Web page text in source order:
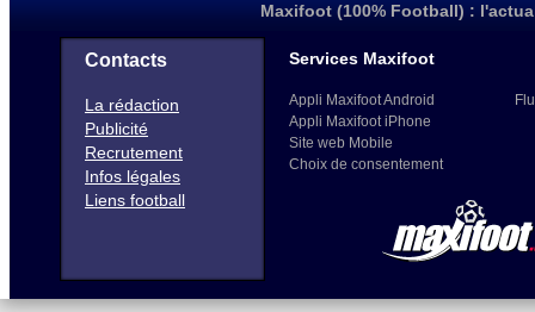
Maxifoot (100% Football) :
Contacts
La rédaction
Publicité
Recrutement
Infos légales
Liens football
Services Maxifoot
Appli Maxifoot Android
Appli Maxifoot iPhone
Site web Mobile
Choix de consentement